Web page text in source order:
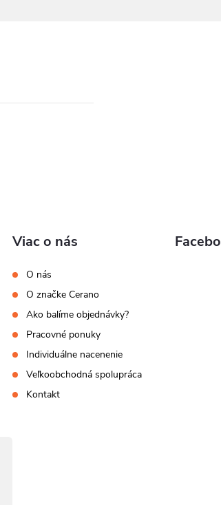
Viac o nás
O nás
O značke Cerano
Ako balíme objednávky?
Pracovné ponuky
Individuálne nacenenie
Veľkoobchodná spolupráca
Kontakt